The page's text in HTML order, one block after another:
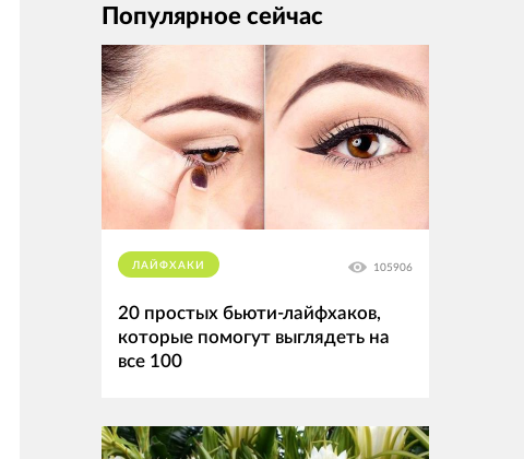
Популярное сейчас
ЛАЙФХАКИ 105906
20 простых бьюти-лайфхаков,
которые помогут выглядеть на
все 100